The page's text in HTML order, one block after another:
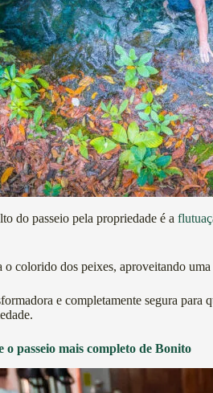
do passeio pela propriedade é a
colorido dos peixes, aproveitando
e completamente segura
passeio mais completo de Bonito